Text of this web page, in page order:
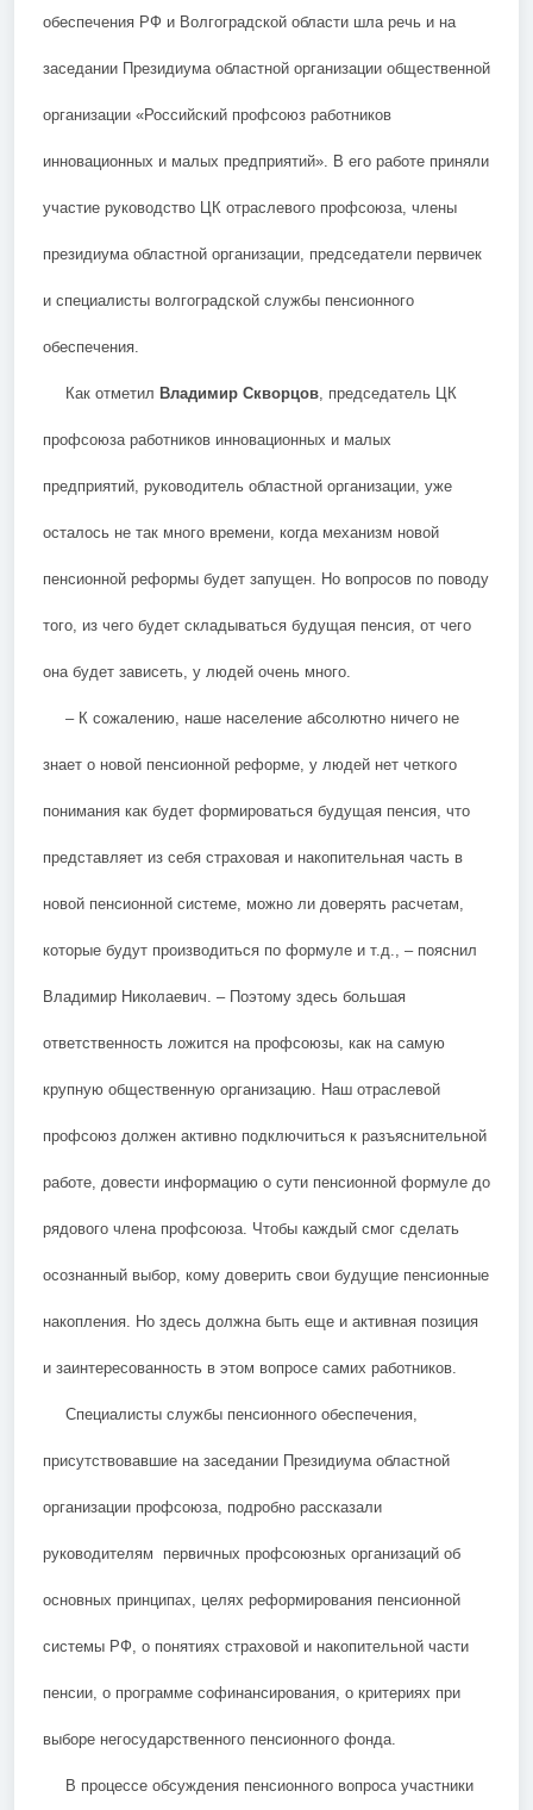
обеспечения РФ и Волгоградской области шла речь и на
заседании Президиума областной организации общественной
организации «Российский профсоюз работников
инновационных и малых предприятий». В его работе приняли
участие руководство ЦК отраслевого профсоюза, члены
президиума областной организации, председатели первичек
и специалисты волгоградской службы пенсионного
обеспечения.
Как отметил Владимир Скворцов, председатель ЦК
профсоюза работников инновационных и малых
предприятий, руководитель областной организации, уже
осталось не так много времени, когда механизм новой
пенсионной реформы будет запущен. Но вопросов по поводу
того, из чего будет складываться будущая пенсия, от чего
она будет зависеть, у людей очень много.
– К сожалению, наше население абсолютно ничего не
знает о новой пенсионной реформе, у людей нет четкого
понимания как будет формироваться будущая пенсия, что
представляет из себя страховая и накопительная часть в
новой пенсионной системе, можно ли доверять расчетам,
которые будут производиться по формуле и т.д., – пояснил
Владимир Николаевич. – Поэтому здесь большая
ответственность ложится на профсоюзы, как на самую
крупную общественную организацию. Наш отраслевой
профсоюз должен активно подключиться к разъяснительной
работе, довести информацию о сути пенсионной формуле до
рядового члена профсоюза. Чтобы каждый смог сделать
осознанный выбор, кому доверить свои будущие пенсионные
накопления. Но здесь должна быть еще и активная позиция
и заинтересованность в этом вопросе самих работников.
Специалисты службы пенсионного обеспечения,
присутствовавшие на заседании Президиума областной
организации профсоюза, подробно рассказали
руководителям первичных профсоюзных организаций об
основных принципах, целях реформирования пенсионной
системы РФ, о понятиях страховой и накопительной части
пенсии, о программе софинансирования, о критериях при
выборе негосударственного пенсионного фонда.
В процессе обсуждения пенсионного вопроса участники